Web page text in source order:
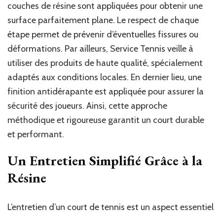
couches de résine sont appliquées pour obtenir une
surface parfaitement plane. Le respect de chaque
étape permet de prévenir d’éventuelles fissures ou
déformations. Par ailleurs, Service Tennis veille à
utiliser des produits de haute qualité, spécialement
adaptés aux conditions locales. En dernier lieu, une
finition antidérapante est appliquée pour assurer la
sécurité des joueurs. Ainsi, cette approche
méthodique et rigoureuse garantit un court durable
et performant.
Un Entretien Simplifié Grâce à la
Résine
L’entretien d’un court de tennis est un aspect essentiel